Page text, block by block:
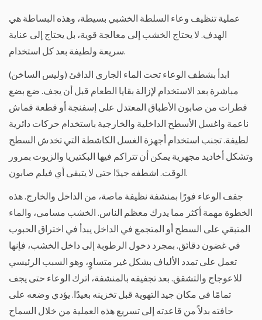
يتخطاها
الناس
5
أخطاء
تقصر
من
عمر
الوعاء
6
ترميم
خشبي
قديم
أو
مهمل
عملية تنظيف وعاء السلطة الخشبي بسيطة، وهذه البساطة هي
الهدف. لا يحتاج الخشب إلى معالجة قوية، بل يحتاج إلى عناية
سريعة ولطيفة بعد كل استخدام.
ابدأ بشطف الوعاء تحت الماء الجاري الدافئ (وليس الساخن)
مباشرة بعد الاستخدام لإزالة بقايا الطعام قبل أن يجف. ضع بضع
قطرات من صابون الأطباق المعتدل على إسفنجة أو قطعة قماش
ناعمة واغسل الأسطح الداخلية والخارجية باستخدام حركات دائرية
لطيفة. تجنب استخدام أجهزة الغسل الكاشطة التي تخدش السطح
وتشكل أخاديد مجهرية يمكن أن تتراكم فيها البكتيريا والزيوت بمرور
الوقت. اشطفه جيدًا حتى لا يتبقى أي فيلم صابون.
جفف الوعاء فورًا بمنشفة نظيفة ماصة، من الداخل والخارج. هذه
الخطوة مهمة أكثر مما يدرك معظم الناس. الخشب مسامي، والماء
المتبقي على السطح أو المتجمع في الداخل يبدأ في اختراق الحبوب
في غضون دقائق. بمجرد دخول الرطوبة إلى داخل الخشب، فإنها
تعمل على تمدد الألياف بشكل غير متساوٍ، وهو السبب الرئيسي
للاعوجاج والتشقق. بعد تجفيفه بالمنشفة، اترك الوعاء حتى يجف
تمامًا في مكان جيد التهوية قبل تخزينه بعيدًا. يؤدي وضعه على
حافته بدلاً من قاعدته إلى تسريع هذه العملية من خلال السماح